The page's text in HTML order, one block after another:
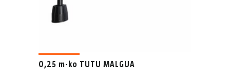
0,25 m-ko TUTU MALGUA